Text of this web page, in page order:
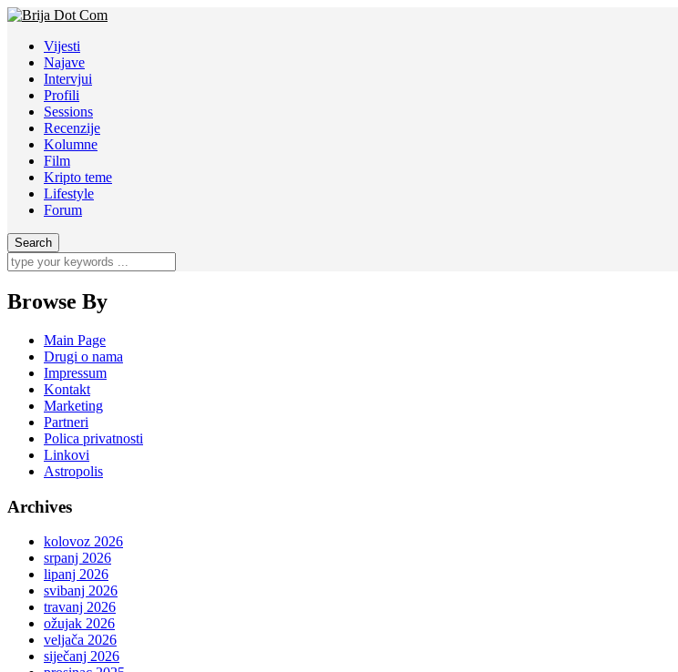
Vijesti
Najave
Intervjui
Profili
Sessions
Recenzije
Kolumne
Film
Kripto teme
Lifestyle
Forum
Browse By
Main Page
Drugi o nama
Impressum
Kontakt
Marketing
Partneri
Polica privatnosti
Linkovi
Astropolis
Archives
kolovoz 2026
srpanj 2026
lipanj 2026
svibanj 2026
travanj 2026
ožujak 2026
veljača 2026
siječanj 2026